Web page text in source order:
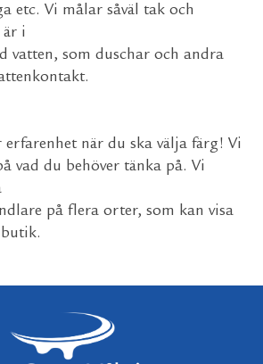
etc. Vi målar såväl tak och
i
vatten, som duschar och andra
erfarenhet när du ska välja färg! Vi
vad du behöver tänka på. Vi
på flera orter, som kan visa